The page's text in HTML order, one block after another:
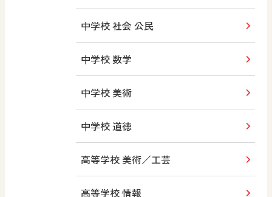
中学校 社会 公民
中学校 数学
中学校 美術
中学校 道徳
高等学校 美術／工芸
高等学校 情報